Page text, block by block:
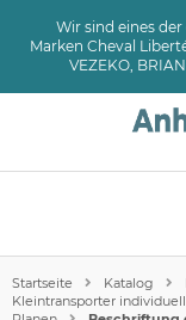
Wir sind eines
Marken Cheval
VEZEKO,
Startseite Katalog
Kleintransporter individuell